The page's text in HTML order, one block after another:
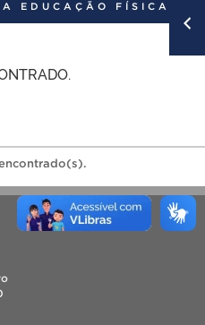
EDUCAÇÃO FÍSICA